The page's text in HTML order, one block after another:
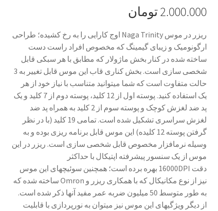
2.000.000 تومان
ریزر در موس Naga Trinity اوج کارایی را به رخ کشیده؛ طراحی
ارگونومیک و زیبای گیمینگ که مخصوص افراد راست دست
ساخته شده در کنار بخش ماژولار که مطابق با هر سبکی قابل
شخصی سازی است. بخش کناری قاب این موس قابل تغییر به 3
حالت متفاوت است که شما می­توانید متناسب با نیاز خود از هر
یک استفاده کنید. پوسته اول از 12 کلید، پوسته دوم از 7 کلید و یک
پد ضد لغزش کوچک و پوسته سوم از 2 کلید به همراه پد ضد
لغزش سراسری تشکیل شده است. تمامی 19 کلید (با در نظر
گرفتن پوسته 12 کلیده) این موس قابل برنامه ریزی بوده و به
وسیله نرم­افزار مخصوص قابل شخصی سازی است. ریزر در این
موس از یک سنسور پیشرفته اپتیکال با حداکثر
دقت 16000DPI بهره برده است؛ همچنین سوئیچ­های این موس
نیز از نوع مکانیکال که با همکاری ریزر و Omronساخته شده که
به طور متوسط 50 میلیون ضربه عمر مفید آن­ها ذکر شده است.
از دیگر ویژگی­های این موس نیز می­توان به نورپردازی با قابلیت